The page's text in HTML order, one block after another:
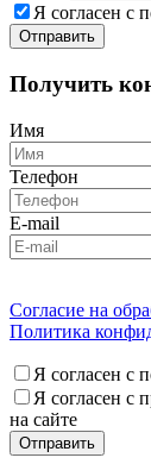
Я согласен с
Получить
Имя
Телефон
E-mail
Согласие на
Политика
Я согласен с
Я согласен с
на сайте